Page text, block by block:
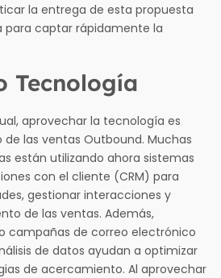
la entrega de esta propuesta
para captar rápidamente la
Tecnología
aprovechar la tecnología es
las ventas Outbound. Muchas
están utilizando ahora sistemas
con el cliente (CRM) para
gestionar interacciones y
de las ventas. Además,
campañas de correo electrónico
de datos ayudan a optimizar
de acercamiento. Al aprovechar